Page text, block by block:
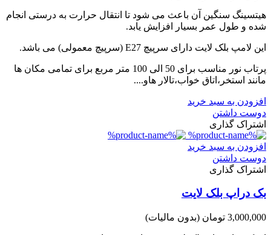
هیتسینگ سنگین آن باعث می شود تا انتقال حرارت به درستی انجام
شده و طول عمر بسیار افزایش یابد.
این لامپ بلک لایت دارای سرپیچ E27 (سرپیچ معمولی) می باشد.
پرتاب نور مناسب برای 50 الی 100 متر مربع برای تمامی مکان ها
مانند استخر،اتاق خواب،تالار هاو....
افزودن به سبد خرید
دوست داشتن
اشتراک گذاری
افزودن به سبد خرید
دوست داشتن
اشتراک گذاری
بک دراپ بلک لایت
3,000,000 تومان (بدون مالیات)